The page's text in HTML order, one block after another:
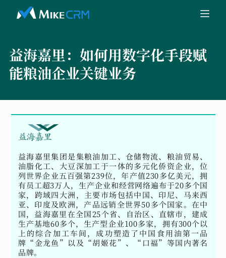
益海嘉里： 如何用数字化手段赋
能粮油企业关键业务
益海嘉里集团是集粮油加工、仓储物流、粮油贸易、
油脂化工、大豆深加工于一体的多元化侨资企业，位
列世界企业五百强第239位，年产值230多亿美元，拥
有员工超3万人，生产企业和经营网络遍布于20多个国
家，跨域四大洲，主要市场包括中国、印尼、马来西
亚、印度及欧洲，产品远销全世界50多个国家。在中
国，益海嘉里在全国25个省、自治区、直辖市，建成
生产基地60多个，生产型企业100多家，拥有300个以
上的综合加工车间，成功塑造了中国食用油第一品
牌“金龙鱼”以及“胡姬花”、“口福”等国内著名
品牌。